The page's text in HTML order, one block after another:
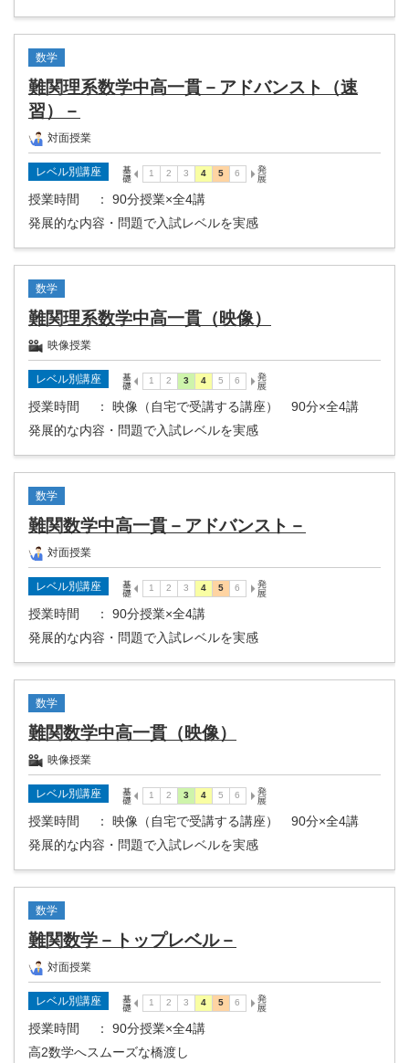
数学
難関理系数学中高一貫－アドバンスト（速
習）－
対面授業
レベル別講座
授業時間
： 90分授業×全4講
発展的な内容・問題で入試レベルを実感
数学
難関理系数学中高一貫（映像）
映像授業
レベル別講座
授業時間
： 映像（自宅で受講する講座） 90分×全4講
発展的な内容・問題で入試レベルを実感
数学
難関数学中高一貫－アドバンスト－
対面授業
レベル別講座
授業時間
： 90分授業×全4講
発展的な内容・問題で入試レベルを実感
数学
難関数学中高一貫（映像）
映像授業
レベル別講座
授業時間
： 映像（自宅で受講する講座） 90分×全4講
発展的な内容・問題で入試レベルを実感
数学
難関数学－トップレベル－
対面授業
レベル別講座
授業時間
： 90分授業×全4講
高2数学へスムーズな橋渡し